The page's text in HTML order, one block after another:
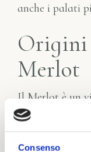
Consenso
anche i palati
Origini
Merlot
Il Merlot è un
e affascinante,
vicende della
Merlot abbia